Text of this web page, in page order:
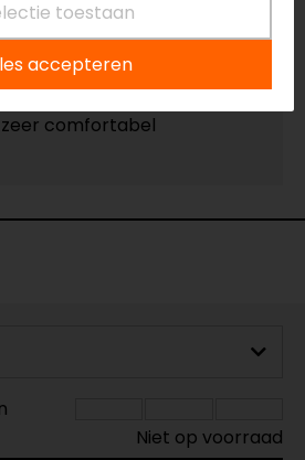
comfortabel
Niet op voorraad
toestaan
accepteren